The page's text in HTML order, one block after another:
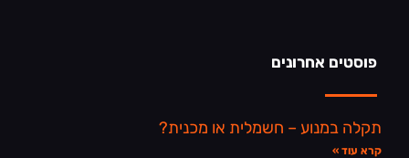
פוסטים אחרונים
תקלה במנוע – חשמלית או מכנית?
קרא עוד »